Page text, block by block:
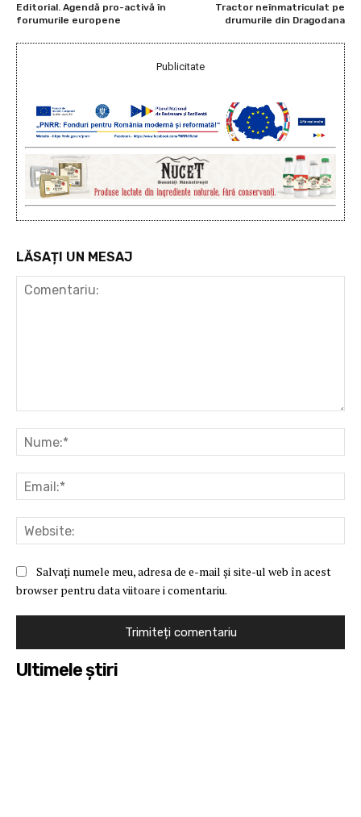
Editorial. Agendă pro-activă în
forumurile europene
Tractor neînmatriculat pe
drumurile din Dragodana
Publicitate
LĂSAȚI UN MESAJ
Salvați numele meu, adresa de e-mail și site-ul web în acest
browser pentru data viitoare i comentariu.
Ultimele ştiri